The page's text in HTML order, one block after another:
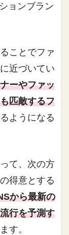
ョンブラン
ことでファ
近づいてい
ーやファッ
匹敵するフ
ようになる
て、次の方
得意とする
から最新の
行を予測す
す。